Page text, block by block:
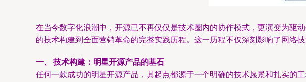
在当今数字化浪潮中，开源已不再仅仅是技术圈内的协作模式，更演变为驱
的技术构建到全面营销革命的完整实践历程。这一历程不仅深刻影响了网络
一、 技术构建：明星开源产品的基石
任何一款成功的明星开源产品，其起点都源于一个明确的技术愿景和扎实的工